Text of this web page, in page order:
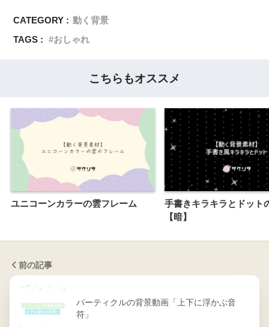
CATEGORY : 動く背景
TAGS :
おしゃれ
こちらもオススメ
ユニコーンカラーの雲フレーム
手書きキラキラとドット
【暗】
前の記事
パーティクルの背景動画「上下に浮かぶ音
符」